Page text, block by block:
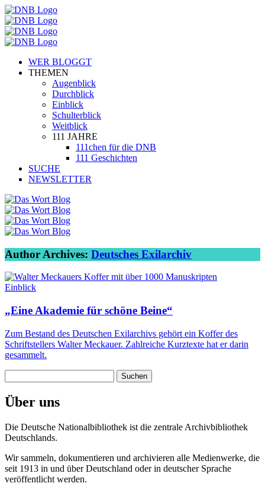
WER BLOGGT
THEMEN
Augenblick
Durchblick
Einblick
Schulterblick
Weitblick
111 JAHRE
111chen für die DNB
111 Geschichten
SUCHE
NEWSLETTER
Author Archives: Deutsches Exilarchiv
Einblick
„Eine Akademie für schöne Beine“
Zum Bestand des Deutschen Exilarchivs gehört ein Koffer des
Schriftstellers Walter Meckauer. Zahlreiche Kurztexte hat er darin
gesammelt.
nach:
Über uns
Die Deutsche Nationalbibliothek ist die zentrale Archivbibliothek
Deutschlands.
Wir sammeln, dokumentieren und archivieren alle Medienwerke, die
seit 1913 in und über Deutschland oder in deutscher Sprache
veröffentlicht werden.